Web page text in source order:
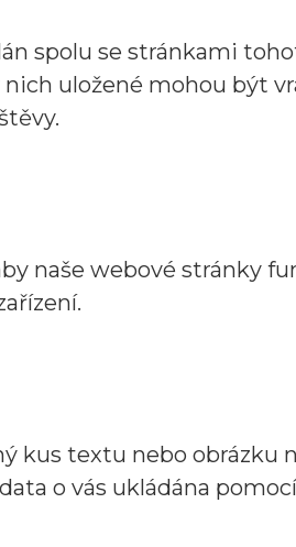
spolu se stránkami
uložené mohou být
naše webové stránky
kus textu nebo obrázku
o vás ukládána